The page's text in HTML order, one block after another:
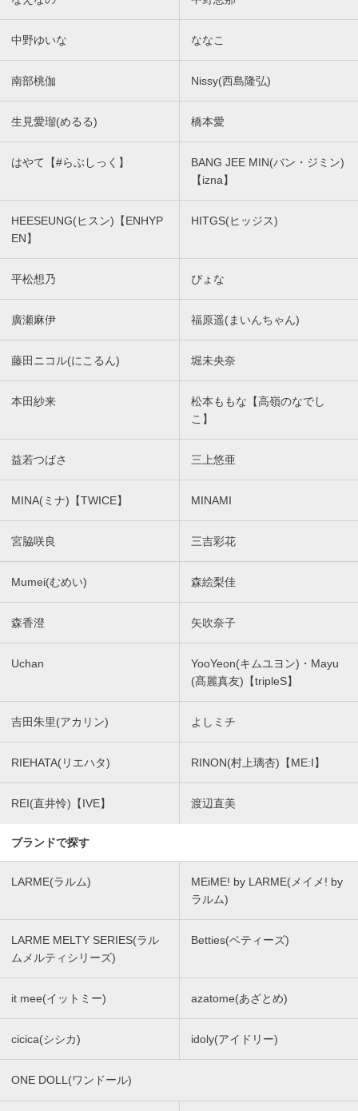
中野ゆいな ななこ
南部桃伽 Nissy(西島隆弘)
生見愛瑠(めるる) 橋本愛
はやて【#らぶしっく】
BANG JEE MIN(バン・ジミン)
【izna】
HEESEUNG(ヒスン)【ENHYP
EN】
HITGS(ヒッジス)
平松想乃 ぴょな
廣瀬麻伊 福原遥(まいんちゃん)
藤田ニコル(にこるん) 堀未央奈
本田紗来
松本ももな【高嶺のなでし
こ】
益若つばさ 三上悠亜
MINA(ミナ)【TWICE】 MINAMI
宮脇咲良 三吉彩花
Mumei(むめい) 森絵梨佳
森香澄 矢吹奈子
Uchan
YooYeon(キムユヨン)・Mayu
(髙麗真友)【tripleS】
吉田朱里(アカリン) よしミチ
RIEHATA(リエハタ) RINON(村上璃杏)【ME:I】
REI(直井怜)【IVE】 渡辺直美
ブランドで探す
LARME(ラルム)
MEiME! by LARME(メイメ! by
ラルム)
LARME MELTY SERIES(ラル
ムメルティシリーズ)
Betties(ベティーズ)
it mee(イットミー) azatome(あざとめ)
cicica(シシカ) idoly(アイドリー)
ONE DOLL(ワンドール)